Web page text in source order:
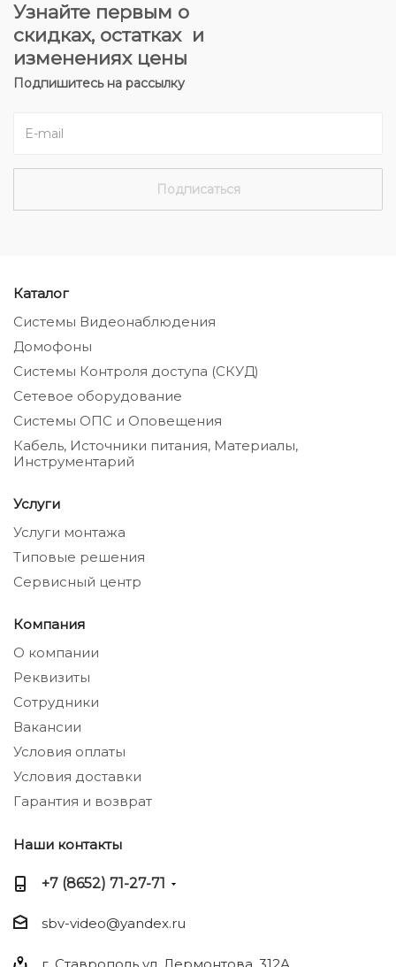
Узнайте первым о
скидках, остатках и
изменениях цены
Подпишитесь на рассылку
Каталог
Системы Видеонаблюдения
Домофоны
Системы Контроля доступа (СКУД)
Сетевое оборудование
Системы ОПС и Оповещения
Кабель, Источники питания, Материалы,
Инструментарий
Услуги
Услуги монтажа
Типовые решения
Сервисный центр
Компания
О компании
Реквизиты
Сотрудники
Вакансии
Условия оплаты
Условия доставки
Гарантия и возврат
Наши контакты
+7 (8652) 71-27-71
sbv-video@yandex.ru